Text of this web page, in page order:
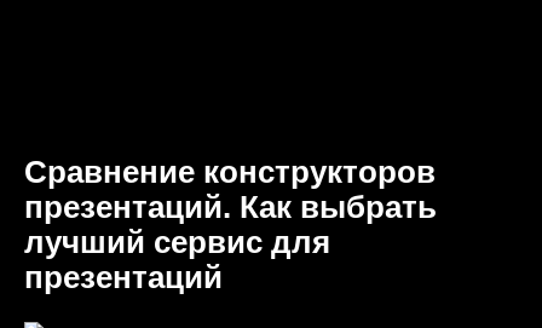
Сравнение конструкторов
презентаций. Как выбрать
лучший сервис для
презентаций